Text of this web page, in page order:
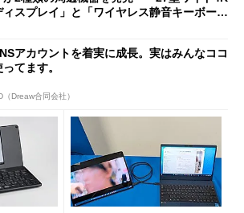
ィスプレイ」と「ワイヤレス静音キーボー
アカウントを着実に成長。実はみんなココ
ってます。
（Dreaw合同会社）